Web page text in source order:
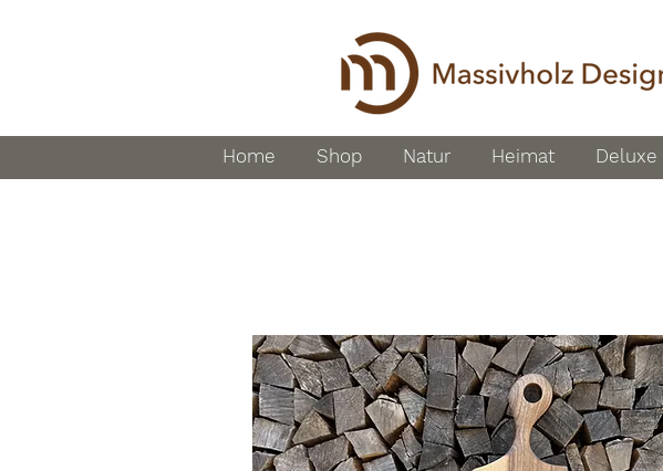
Home Shop Natur Heimat Deluxe